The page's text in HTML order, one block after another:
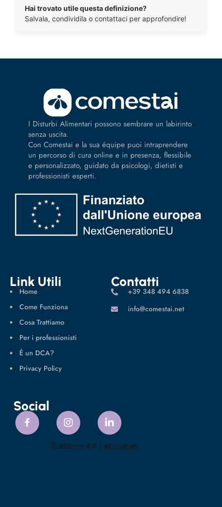
Hai trovato utile questa definizione?
Salvala, condividila o contattaci per approfondire!
I Disturbi Alimentari possono sembrare un labirinto
senza uscita.
Con Comestai e la sua équipe puoi intraprendere
un percorso di cura online e in presenza, flessibile
e personalizzato, guidato da psicologi, dietisti e
professionisti esperti.
Link Utili
Home
Come Funziona
Cosa Trattiamo
Per i professionisti
È un DCA?
Privacy Policy
Contatti
‪+39 348 494 6838
info@comestai.net
Social